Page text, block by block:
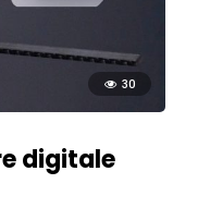
30
digitale